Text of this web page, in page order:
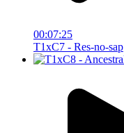
00:07:25
T1xC7 - Res-no-sap